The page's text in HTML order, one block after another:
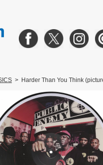
> Harder Than You Think